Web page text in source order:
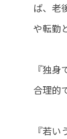
ば、老
や転勤
『独
合理的
『若